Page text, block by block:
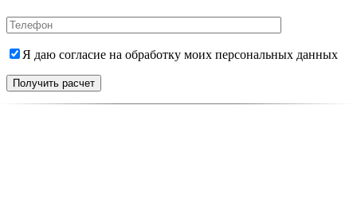
Я даю согласие на обработку моих персональных данных
Получить расчет